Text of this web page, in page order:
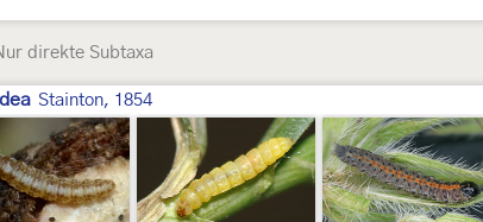
direkte Subtaxa
Stainton, 1854